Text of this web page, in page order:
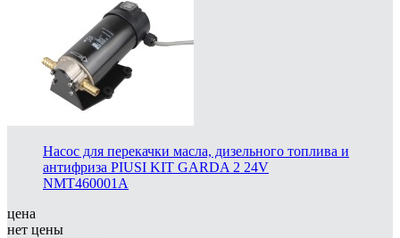
Насос для перекачки масла, дизельного топлива и
антифриза PIUSI KIT GARDA 2 24V
NMT460001A
цена
нет цены